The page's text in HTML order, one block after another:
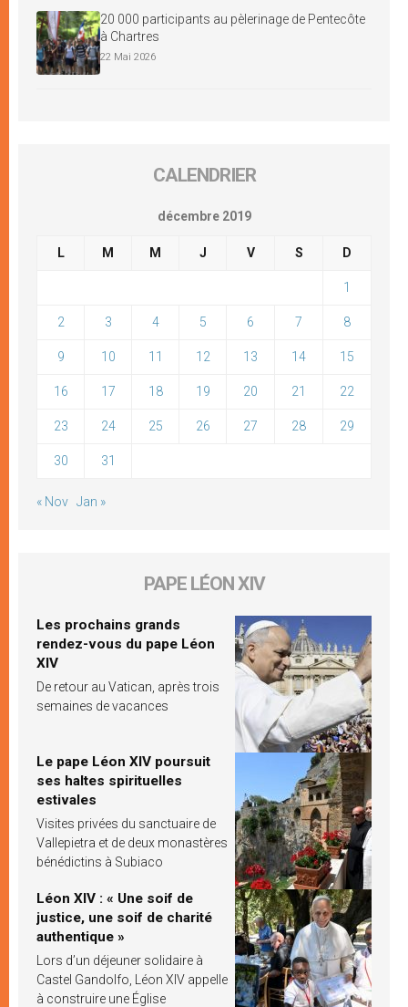
20 000 participants au pèlerinage de Pentecôte
à Chartres
22 Mai 2026
CALENDRIER
décembre 2019
L M M J V S D
1
2 3 4 5 6 7 8
9 10 11 12 13 14 15
16 17 18 19 20 21 22
23 24 25 26 27 28 29
30 31
« Nov Jan »
PAPE LÉON XIV
Les prochains grands
rendez-vous du pape Léon
XIV
De retour au Vatican, après trois
semaines de vacances
Le pape Léon XIV poursuit
ses haltes spirituelles
estivales
Visites privées du sanctuaire de
Vallepietra et de deux monastères
bénédictins à Subiaco
Léon XIV : « Une soif de
justice, une soif de charité
authentique »
Lors d’un déjeuner solidaire à
Castel Gandolfo, Léon XIV appelle
à construire une Église